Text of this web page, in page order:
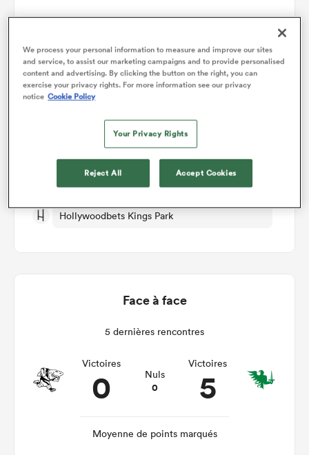
Détails du match
Manche 17
Hollywoodbets Kings Park
Face à face
5 dernières rencontres
Victoires
0 Nuls
0
Victoires
5
Moyenne de points marqués
We process your personal information to measure and improve our sites
and service, to assist our marketing campaigns and to provide personalised
content and advertising. By clicking the button on the right, you can
exercise your privacy rights. For more information see our privacy
notice Cookie Policy
Your Privacy Rights
Reject All Accept Cookies